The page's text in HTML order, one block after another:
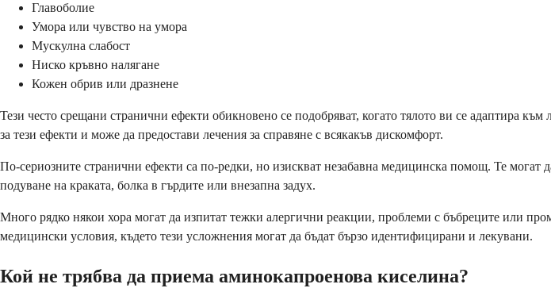
Главоболие
Умора или чувство на умора
Мускулна слабост
Ниско кръвно налягане
Кожен обрив или дразнене
Тези често срещани странични ефекти обикновено се подобряват, когато тялото ви се адаптира
за тези ефекти и може да предостави лечения за справяне с всякакъв дискомфорт.
По-сериозните странични ефекти са по-редки, но изискват незабавна медицинска помощ. Те
подуване на краката, болка в гърдите или внезапна задух.
Много рядко някои хора могат да изпитат тежки алергични реакции, проблеми с бъбреците или
медицински условия, където тези усложнения могат да бъдат бързо идентифицирани и лекувани.
Кой не трябва да приема аминокапроенова киселина?